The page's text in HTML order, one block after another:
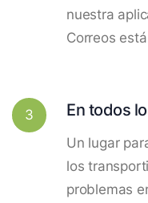
nuestra
Correos
3 En todos
Un lugar
los
problemas